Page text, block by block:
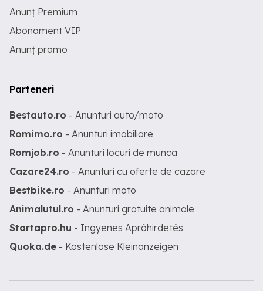
Anunț Premium
Abonament VIP
Anunț promo
Parteneri
Bestauto.ro - Anunturi auto/moto
Romimo.ro - Anunturi imobiliare
Romjob.ro - Anunturi locuri de munca
Cazare24.ro - Anunturi cu oferte de cazare
Bestbike.ro - Anunturi moto
Animalutul.ro - Anunturi gratuite animale
Startapro.hu - Ingyenes Apróhirdetés
Quoka.de - Kostenlose Kleinanzeigen